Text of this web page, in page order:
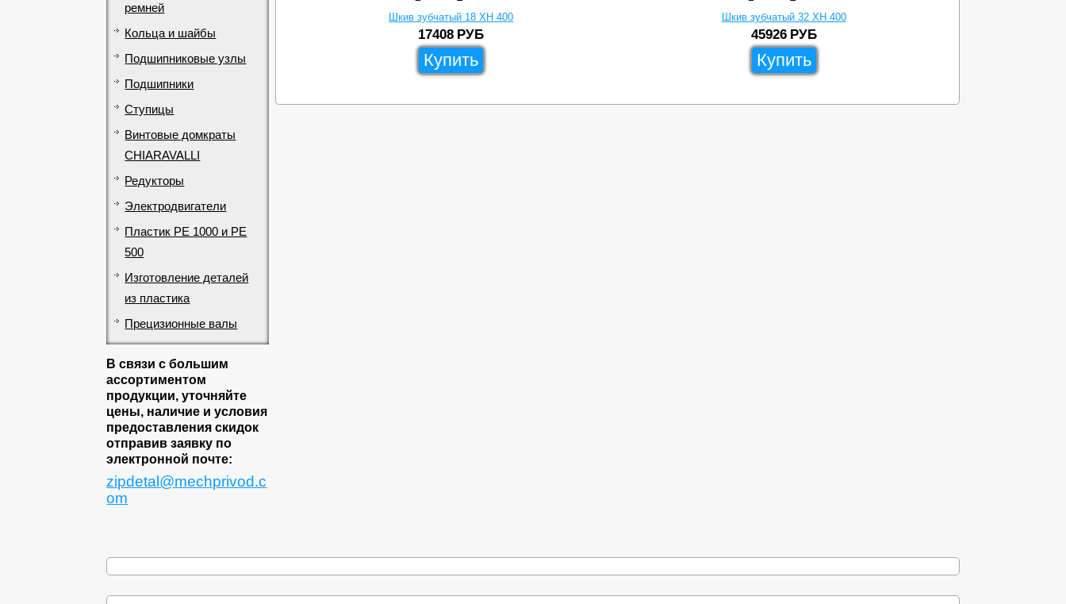
ремней
Кольца и шайбы
Подшипниковые узлы
Подшипники
Ступицы
Винтовые домкраты
CHIARAVALLI
Редукторы
Электродвигатели
Пластик PE 1000 и PE
500
Изготовление деталей
из пластика
Прецизионные валы
В связи с большим
ассортиментом
продукции, уточняйте
цены, наличие и условия
предоставления скидок
отправив заявку по
электронной почте:
zipdetal@mechprivod.c
om
Шкив зубчатый 18 XH 400
17408 РУБ
Купить
Шкив зубчатый 32 XH 400
45926 РУБ
Купить